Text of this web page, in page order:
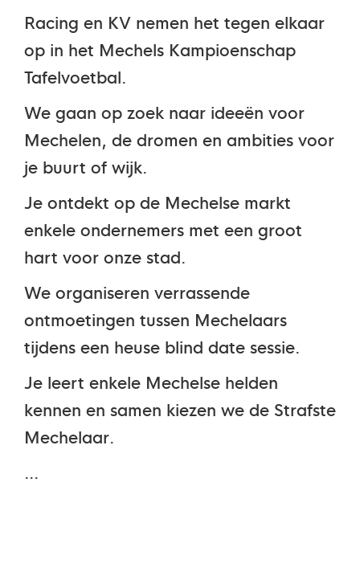
Racing en KV nemen het tegen elkaar
op in het Mechels Kampioenschap
Tafelvoetbal.
We gaan op zoek naar ideeën voor
Mechelen, de dromen en ambities voor
je buurt of wijk.
Je ontdekt op de Mechelse markt
enkele ondernemers met een groot
hart voor onze stad.
We organiseren verrassende
ontmoetingen tussen Mechelaars
tijdens een heuse blind date sessie.
Je leert enkele Mechelse helden
kennen en samen kiezen we de Strafste
Mechelaar.
…